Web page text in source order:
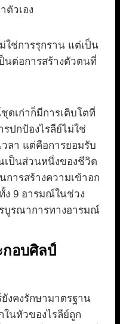
ตัวเอง
ใช่การรุกราน แต่เป็น
นต่อการสร้างตัวตนที่
เก่าก็มีการเติบโตที่
ปกป้องไรลีย์ไม่ใช่
ลา แต่คือการยอมรับ
เป็นส่วนหนึ่งของชีวิต
ารสร้างความเข้าอก
ง 9 อารมณ์ในช่วง
บูรณาการทางอารมณ์
กอบศิลป์
งคงรักษามาตรฐาน
ในหัวของไรลีย์ถูก